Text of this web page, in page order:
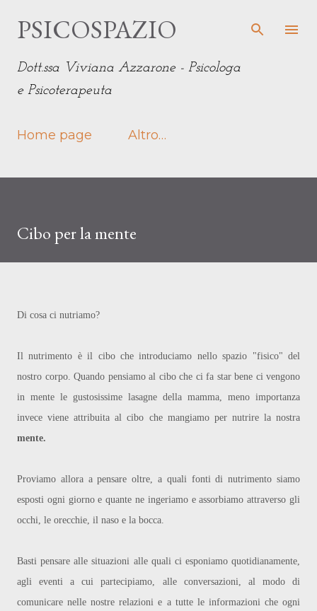
PSICOSPAZIO
Dott.ssa Viviana Azzarone - Psicologa
e Psicoterapeuta
Home page Altro…
Cibo per la mente
Di cosa ci nutriamo?
Il nutrimento è il cibo che introduciamo nello spazio "fisico" del
nostro corpo. Quando pensiamo al cibo che ci fa star bene ci vengono
in mente le gustosissime lasagne della mamma, meno importanza
invece viene attribuita al cibo che mangiamo per nutrire la nostra
mente.
Proviamo allora a pensare oltre, a quali fonti di nutrimento siamo
esposti ogni giorno e quante ne ingeriamo e assorbiamo attraverso gli
occhi, le orecchie, il naso e la bocca.
Basti pensare alle situazioni alle quali ci esponiamo quotidianamente,
agli eventi a cui partecipiamo, alle conversazioni, al modo di
comunicare nelle nostre relazioni e a tutte le informazioni che ogni